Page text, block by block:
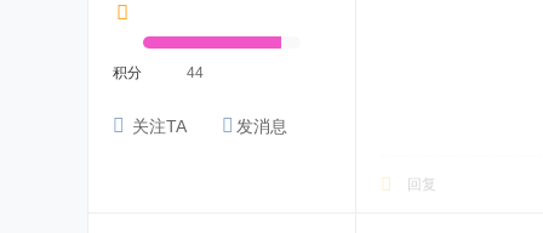
积分 44
关注TA 发消息
回复